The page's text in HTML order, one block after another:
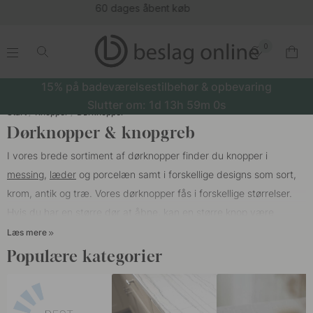
(16177)
.
0
.
15% på badeværelsestilbehør & opbevaring
Slutter om: 1d 13h 58m 59s
Start Knopper Dørknopper
Dørknopper & knopgreb
I vores brede sortiment af dørknopper finder du knopper i
messing, læder og porcelæn samt i forskellige designs som sort,
krom, antik og træ. Vores dørknopper fås i forskellige størrelser.
passende, mens en lidt mindre knop passer godt i et
udstillingsskab.
Hvis du har brug for at forny et gammelt møbel med nye
dørknopper, kan vi anbefale de knopper, der har en større fod.
Læs mere
Populære kategorier